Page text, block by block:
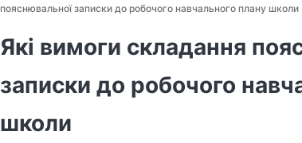
пояснювальної записки до робочого навчального плану школи
Які вимоги складання
записки до робочого
школи